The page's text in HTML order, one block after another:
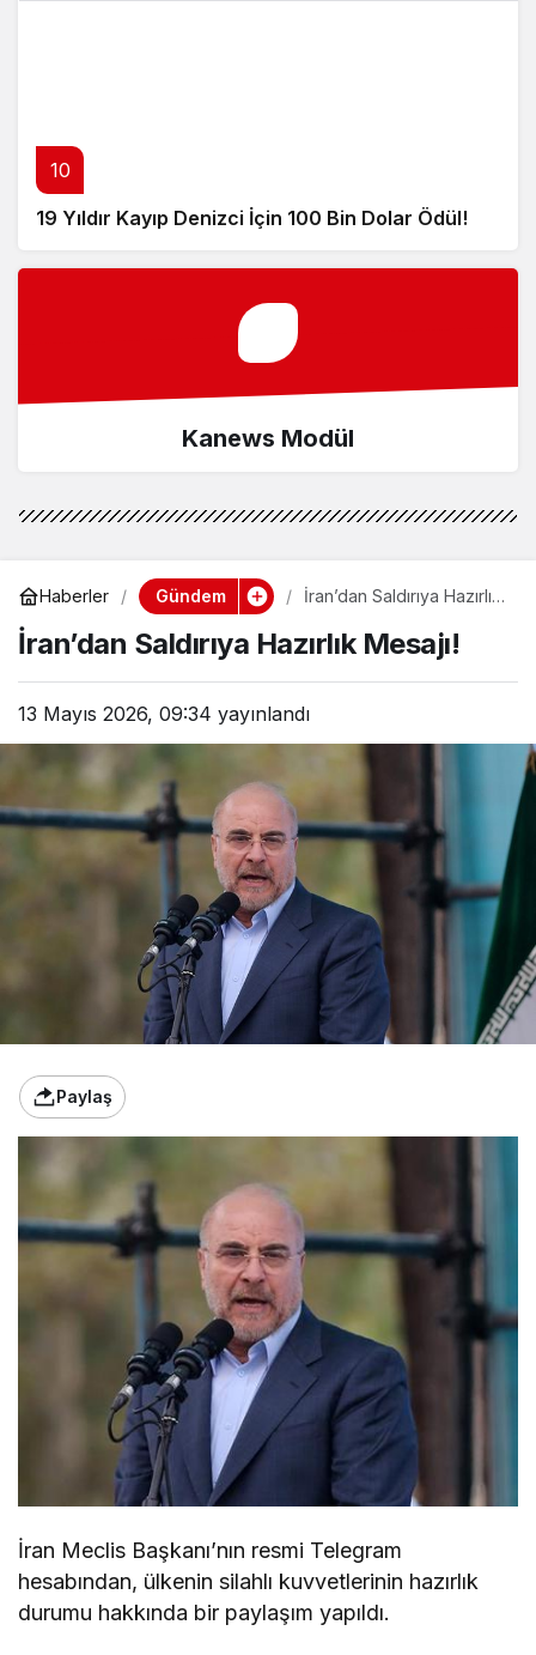
10
19 Yıldır Kayıp Denizci İçin 100 Bin Dolar Ödül!
Kanews Modül
Haberler Gündem
İran’dan Saldırıya Hazırlık
İran’dan Saldırıya Hazırlık Mesajı!
13 Mayıs 2026, 09:34 yayınlandı
Paylaş
İran Meclis Başkanı’nın resmi Telegram
hesabından, ülkenin silahlı kuvvetlerinin hazırlık
durumu hakkında bir paylaşım yapıldı.